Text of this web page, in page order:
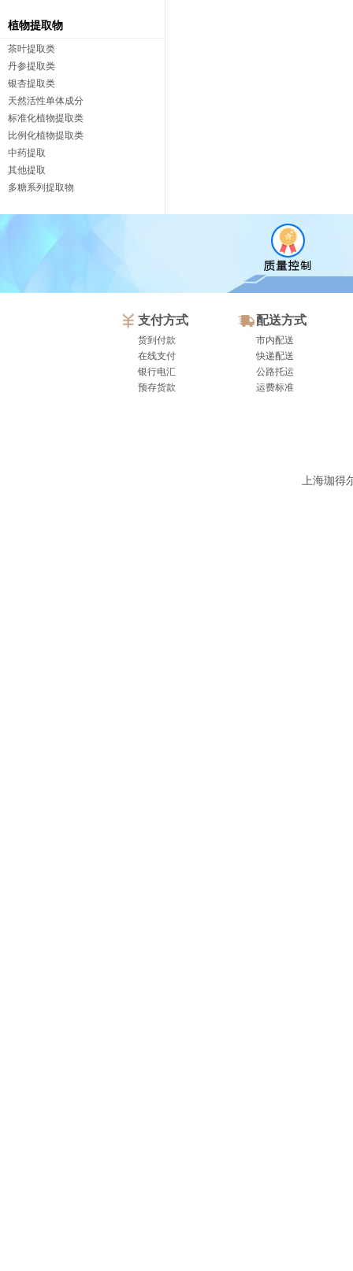
植物提取物
茶叶提取类
丹参提取类
银杏提取类
天然活性单体成分
标准化植物提取类
比例化植物提取类
中药提取
其他提取
多糖系列提取物
支付方式
货到付款
在线支付
银行电汇
预存货款
配送方式
市内配送
快递配送
公路托运
运费标准
上海珈得